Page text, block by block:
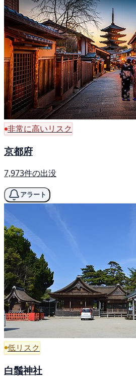
非常に高いリスク
京都府
7,973件の出没
アラート
低リスク
白鬚神社